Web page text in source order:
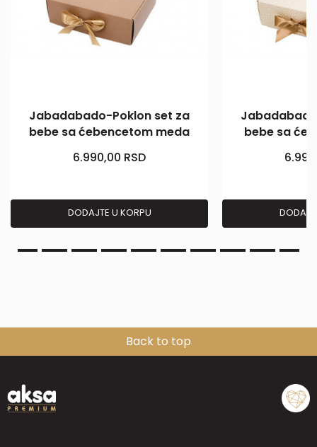
Jabadabado-Poklon set za
bebe sa ćebencetom meda
6.990,00 RSD
DODAJTE U KORPU
bebe sa
Back to top